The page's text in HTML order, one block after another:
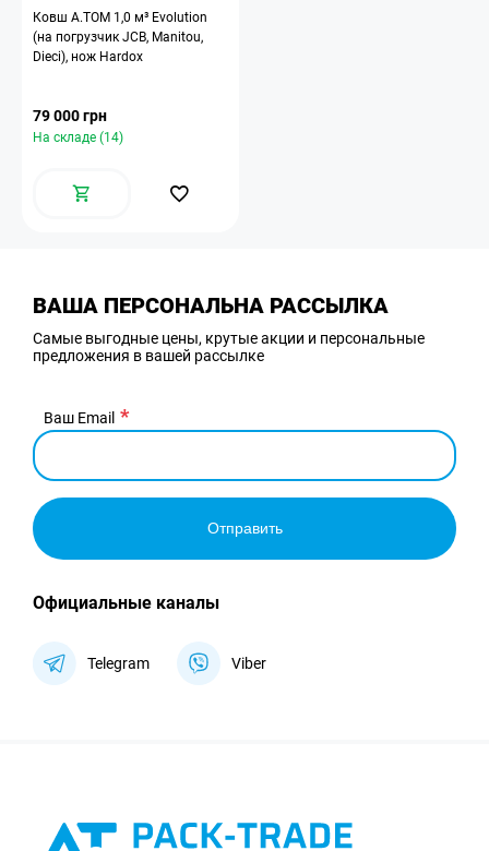
Ковш A.TOM 1,0 м³ Evolution
(на погрузчик JCB, Manitou,
Dieci), нож Hardox
79 000 грн
На складе (14)
ВАША ПЕРСОНАЛЬНА РАССЫЛКА
Самые выгодные цены, крутые акции и персональные
предложения в вашей рассылке
Ваш Email
Отправить
Официальные каналы
Telegram Viber